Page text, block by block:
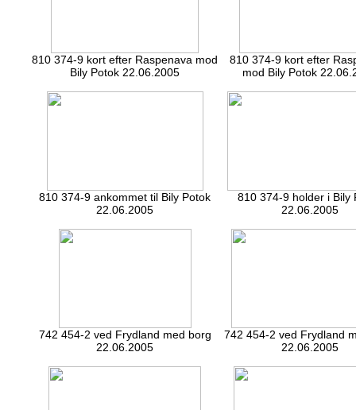
810 374-9 kort efter Raspenava mod
Bily Potok 22.06.2005
810 374-9 kort efter
mod Bily Potok
810 374-9 ankommet til Bily Potok
22.06.2005
810 374-9 holder i Bily
22.06.2005
742 454-2 ved Frydland med borg
22.06.2005
742 454-2 ved Frydland
22.06.2005